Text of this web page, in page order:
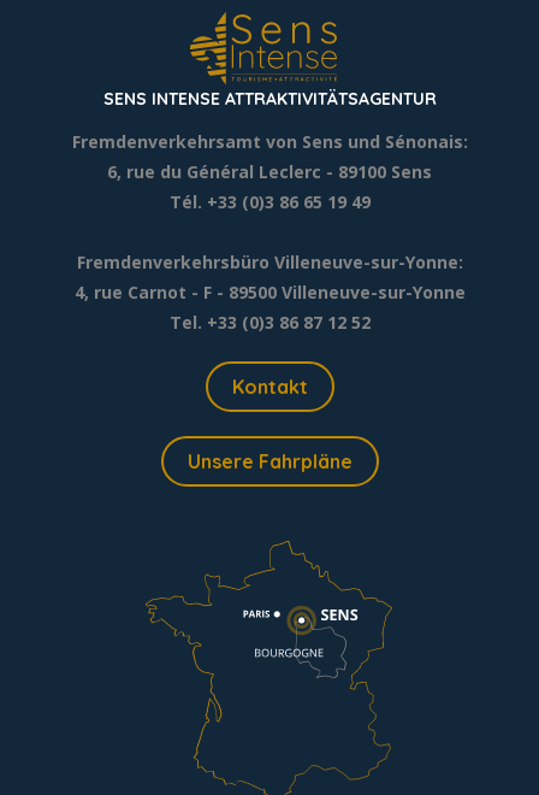
SENS INTENSE ATTRAKTIVITÄTSAGENTUR
Fremdenverkehrsamt von Sens und Sénonais:
6, rue du Général Leclerc - 89100 Sens
Tél. +33 (0)3 86 65 19 49
Fremdenverkehrsbüro Villeneuve-sur-Yonne:
4, rue Carnot - F - 89500 Villeneuve-sur-Yonne
Tel. +33 (0)3 86 87 12 52
Kontakt
Unsere Fahrpläne